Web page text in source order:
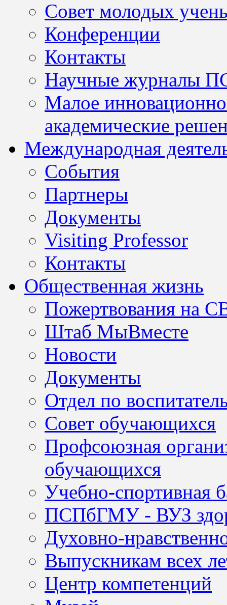
Совет молодых
Конференции
Контакты
Научные журналы
Малое
академические
Международная
События
Партнеры
Документы
Visiting Professor
Контакты
Общественная жизнь
Пожертвования на
Штаб МыВместе
Новости
Документы
Отдел по
Совет обучающихся
Профсоюзная
обучающихся
Учебно-спортивная
ПСПбГМУ - ВУЗ
Духовно-
Выпускникам всех
Центр компетенций